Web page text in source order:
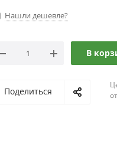
Нашли дешевле?
В
Поделиться